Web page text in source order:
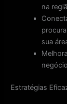
na
sua
Estratégias